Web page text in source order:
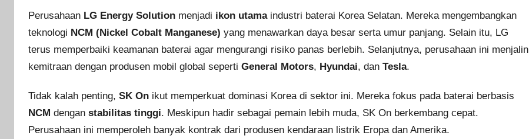
Perusahaan LG Energy Solution menjadi ikon utamaindustri baterai Korea Selatan. Mereka mengembangkan
teknologi NCM (Nickel Cobalt Manganese) yang menawarkan daya besar serta umur panjang. Selain itu, LG
terus memperbaiki keamanan baterai agar mengurangi risiko panas berlebih. Selanjutnya, perusahaan ini menjalin
kemitraan dengan produsen mobil global seperti General Motors, Hyundai, dan Tesla.
Tidak kalah penting, SK On ikut memperkuat dominasi Korea di sektor ini. Mereka fokus pada baterai berbasis
NCM dengan stabilitas tinggi. Meskipun hadir sebagai pemain lebih muda, SK On berkembang cepat.
Perusahaan ini memperoleh banyak kontrak dari produsen kendaraan listrik Eropa dan Amerika.